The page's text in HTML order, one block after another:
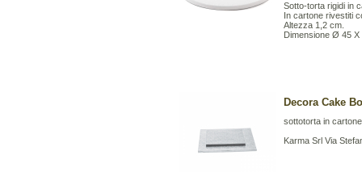
Sotto-torta rigidi in
In cartone rivestiti
Altezza 1,2 cm.
Dimensione Ø 45 X
Decora Cake
sottotorta in cartone
Karma Srl Via